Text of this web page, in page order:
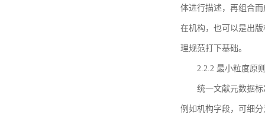
体进行描述，再组合
在机构，也可以是出
理规范打下基础。
2.2.2 最小粒度原
统一文献元数据
例如机构字段，可细